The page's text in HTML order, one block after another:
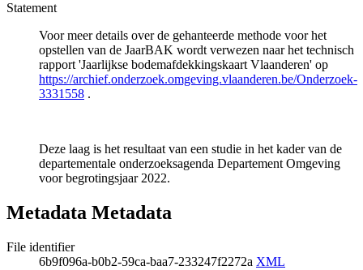
Statement
Voor meer details over de gehanteerde methode voor het
opstellen van de JaarBAK wordt verwezen naar het technisch
rapport 'Jaarlijkse bodemafdekkingskaart Vlaanderen' op
https://archief.onderzoek.omgeving.vlaanderen.be/Onderzoek-
3331558 .
Deze laag is het resultaat van een studie in het kader van de
departementale onderzoeksagenda Departement Omgeving
voor begrotingsjaar 2022.
Metadata Metadata
File identifier
6b9f096a-b0b2-59ca-baa7-233247f2272a XML